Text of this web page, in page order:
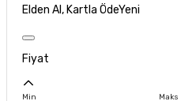
Elden Al, Kartla ÖdeYeni
Fiyat
Min Maks